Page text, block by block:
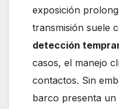
exposición
transmisión suele
detección
casos, el manejo
contactos. Sin
barco presenta un